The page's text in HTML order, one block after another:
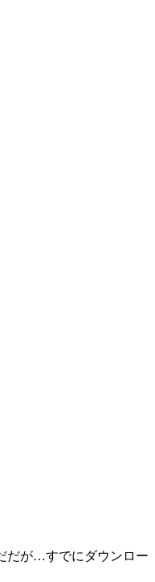
だが…すでにダウンロー